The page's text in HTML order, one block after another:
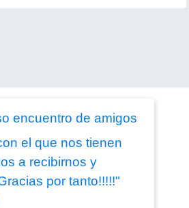
encuentro de amigos
el que nos tienen
a recibirnos y
por tanto!!!!!"